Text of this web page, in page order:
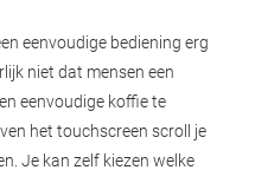
eenvoudige bediening erg
niet dat mensen een
eenvoudige koffie te
het touchscreen scroll je
Je kan zelf kiezen welke